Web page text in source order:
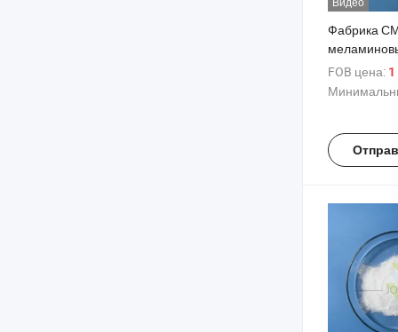
Фабрика
гипсовых и
FOB цена: 1